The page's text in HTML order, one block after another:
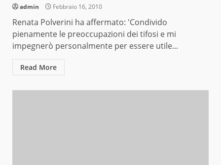
admin Febbraio 16, 2010
Renata Polverini ha affermato: 'Condivido
pienamente le preoccupazioni dei tifosi e mi
impegnerò personalmente per essere utile...
Read More